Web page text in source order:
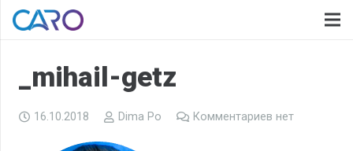
_mihail-getz
16.10.2018 Dima Po Комментариев нет